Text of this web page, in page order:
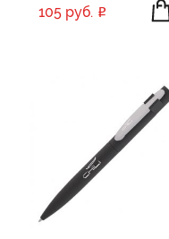
Portobello Ручки
XD Collection
XD Design
105 руб.